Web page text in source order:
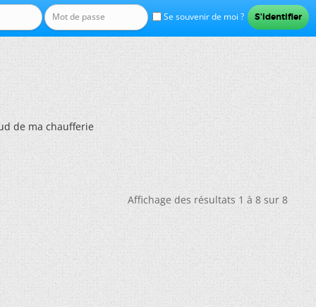
Se souvenir de moi ?
de ma chaufferie
Affichage des résultats 1 à 8 sur 8